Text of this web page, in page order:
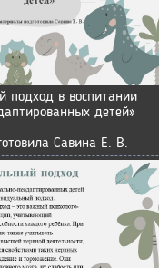
подход в воспитании
детей»
Савина Е. В.